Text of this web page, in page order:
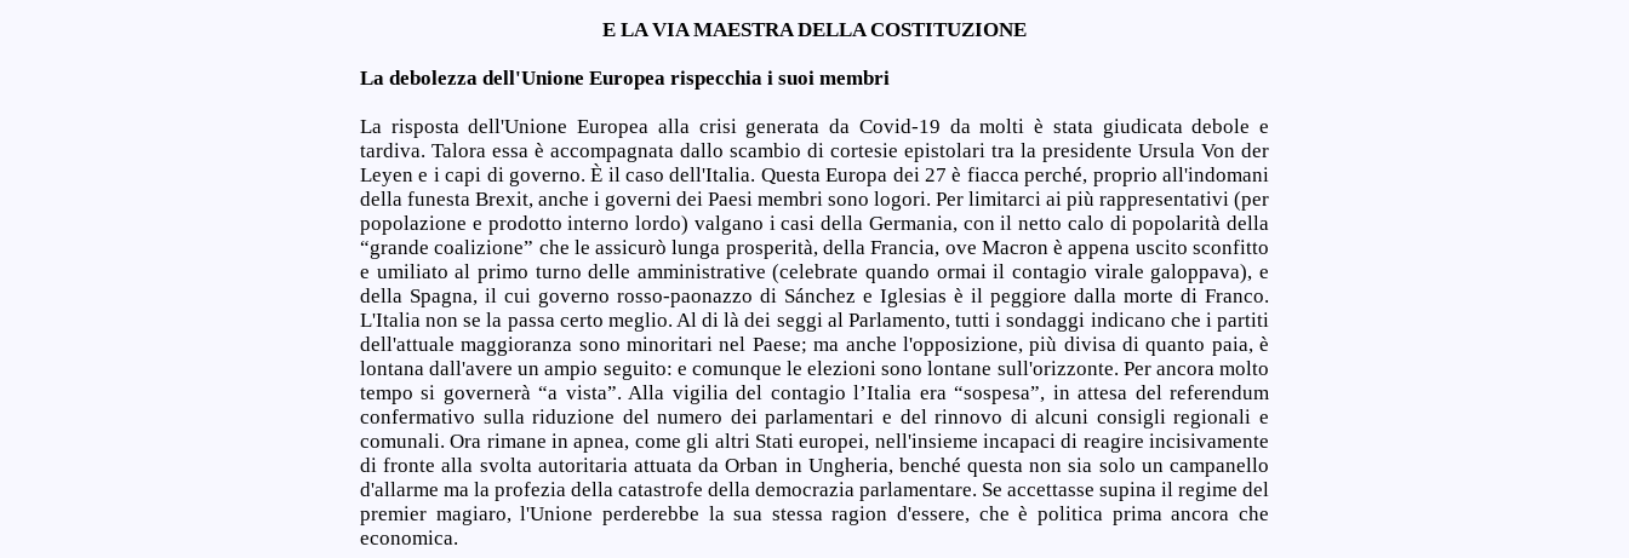
E LA VIA MAESTRA DELLA COSTITUZIONE
La debolezza dell'Unione Europea rispecchia i suoi membri
La risposta dell'Unione Europea alla crisi generata da Covid-19 da molti è stata giudicata debole e
tardiva. Talora essa è accompagnata dallo scambio di cortesie epistolari tra la presidente Ursula Von der
Leyen e i capi di governo. È il caso dell'Italia. Questa Europa dei 27 è fiacca perché, proprio all'indomani
della funesta Brexit, anche i governi dei Paesi membri sono logori. Per limitarci ai più rappresentativi (per
popolazione e prodotto interno lordo) valgano i casi della Germania, con il netto calo di popolarità della
“grande coalizione” che le assicurò lunga prosperità, della Francia, ove Macron è appena uscito sconfitto
e umiliato al primo turno delle amministrative (celebrate quando ormai il contagio virale galoppava), e
della Spagna, il cui governo rosso-paonazzo di Sánchez e Iglesias è il peggiore dalla morte di Franco.
L'Italia non se la passa certo meglio. Al di là dei seggi al Parlamento, tutti i sondaggi indicano che i partiti
dell'attuale maggioranza sono minoritari nel Paese; ma anche l'opposizione, più divisa di quanto paia, è
lontana dall'avere un ampio seguito: e comunque le elezioni sono lontane sull'orizzonte. Per ancora molto
tempo si governerà “a vista”. Alla vigilia del contagio l’Italia era “sospesa”, in attesa del referendum
confermativo sulla riduzione del numero dei parlamentari e del rinnovo di alcuni consigli regionali e
comunali. Ora rimane in apnea, come gli altri Stati europei, nell'insieme incapaci di reagire incisivamente
di fronte alla svolta autoritaria attuata da Orban in Ungheria, benché questa non sia solo un campanello
d'allarme ma la profezia della catastrofe della democrazia parlamentare. Se accettasse supina il regime del
premier magiaro, l'Unione perderebbe la sua stessa ragion d'essere, che è politica prima ancora che
economica.